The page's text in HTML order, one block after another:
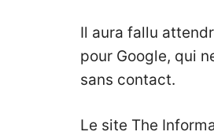
Il aura fallu
pour Google, qui
sans contact.
Le site The